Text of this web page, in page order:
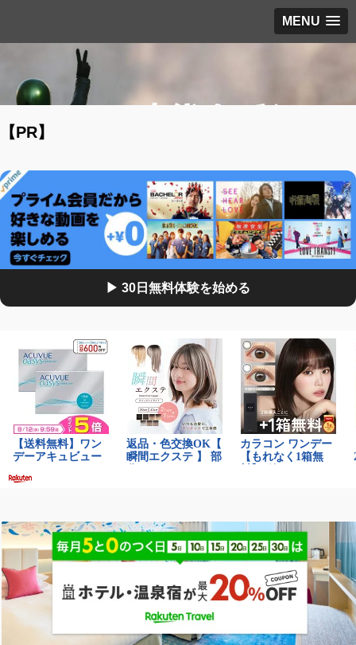
MENU
【PR】
▶ 30日無料体験を始める